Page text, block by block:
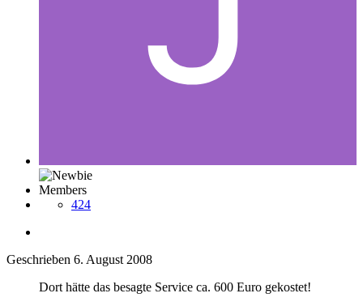
Members
424
Geschrieben 6. August 2008
Dort hätte das besagte Service ca. 600 Euro gekostet!